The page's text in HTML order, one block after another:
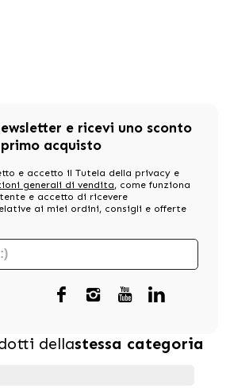
e ricevi uno sconto
acquisto
e accetto il Tutela della privacy e
generali di vendita, come funziona
e accetto di ricevere
ai miei ordini, consigli e offerte
dellastessa categoria